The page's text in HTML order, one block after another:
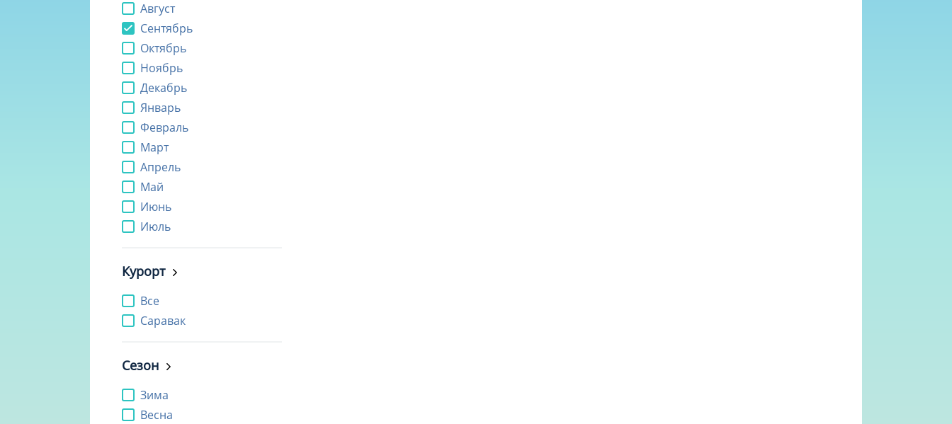
Август
Сентябрь
Октябрь
Ноябрь
Декабрь
Январь
Февраль
Март
Апрель
Май
Июнь
Июль
Курорт
Все
Саравак
Сезон
Зима
Весна